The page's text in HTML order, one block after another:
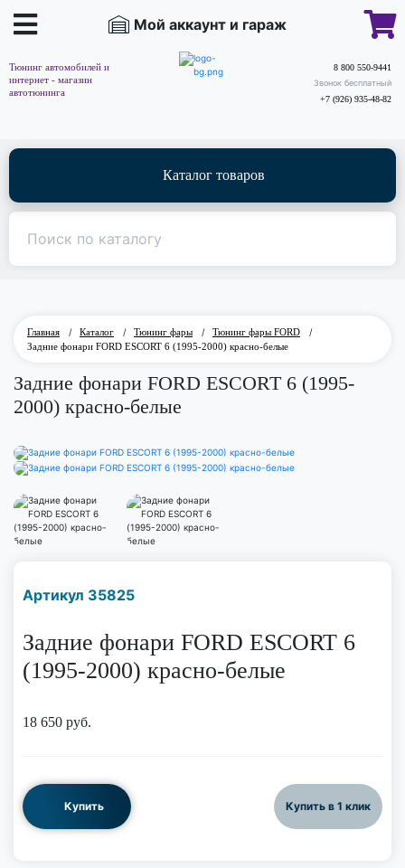
Мой аккаунт и гараж
Тюнинг автомобилей и
интернет - магазин
автотюнинга
8 800 550-9441
Звонок бесплатный
+7 (926) 935-48-82
Каталог товаров
Главная / Каталог / Тюнинг фары / Тюнинг фары FORD
/
Задние фонари FORD ESCORT 6 (1995-2000) красно-белые
Задние фонари FORD ESCORT 6 (1995-
2000) красно-белые
Артикул 35825
Задние фонари FORD ESCORT 6
(1995-2000) красно-белые
18 650 руб.
Купить Купить в 1 клик